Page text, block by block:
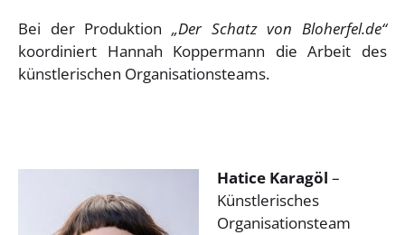
Bei der Produktion „Der Schatz von Bloherfel.de“
koordiniert Hannah Koppermann die Arbeit des
künstlerischen Organisationsteams.
Hatice Karagöl –
Künstlerisches
Organisationsteam